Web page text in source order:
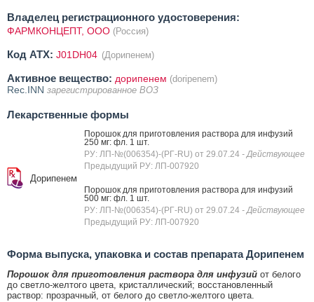
Владелец регистрационного удостоверения:
ФАРМКОНЦЕПТ, ООО (Россия)
Код ATX: J01DH04 (Дорипенем)
Активное вещество: дорипенем (doripenem)
Rec.INN зарегистрированное ВОЗ
Лекарственные формы
Дорипенем
Порошок для приготовления раствора для инфузий
250 мг: фл. 1 шт.
РУ: ЛП-№(006354)-(РГ-RU) от 29.07.24 - Действующее
Предыдущий РУ: ЛП-007920
Порошок для приготовления раствора для инфузий
500 мг: фл. 1 шт.
РУ: ЛП-№(006354)-(РГ-RU) от 29.07.24 - Действующее
Предыдущий РУ: ЛП-007920
Форма выпуска, упаковка и состав препарата Дорипенем
Порошок для приготовления раствора для инфузий от белого
до светло-желтого цвета, кристаллический; восстановленный
раствор: прозрачный, от белого до светло-желтого цвета.